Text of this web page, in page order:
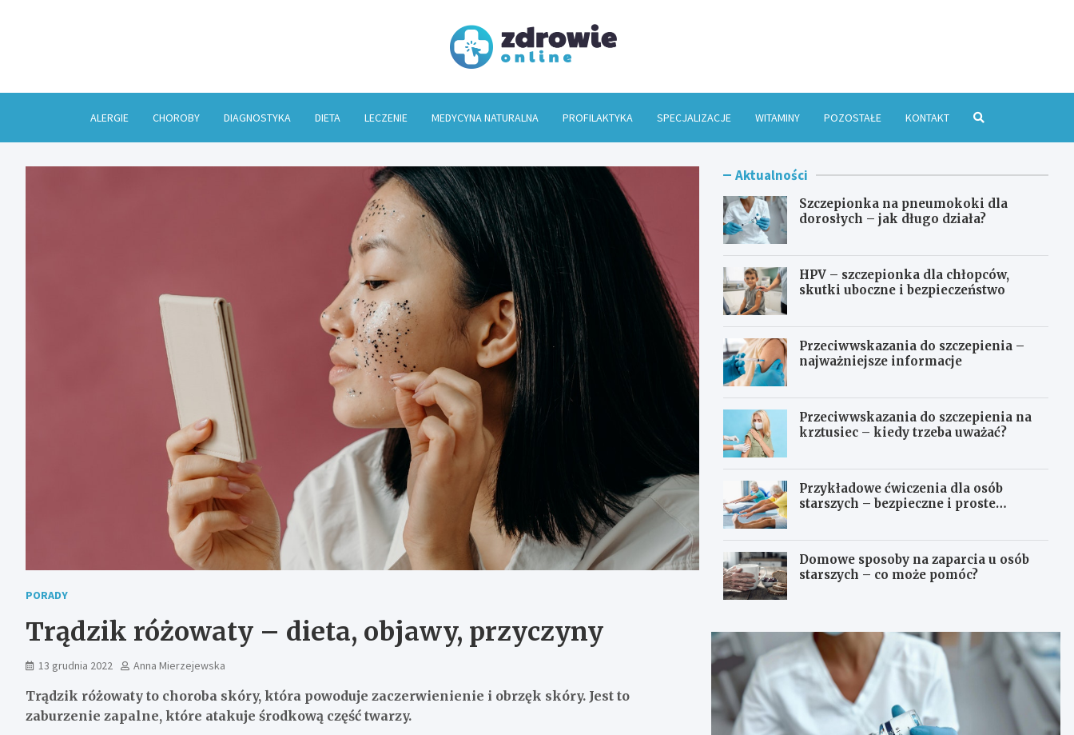
ALERGIE CHOROBY DIAGNOSTYKA DIETA LECZENIE MEDYCYNA NATURALNA PROFILAKTYKA SPECJALIZACJE WITAMINY POZOSTAŁE KONTAKT
PORADY
Trądzik różowaty – dieta, objawy, przyczyny
13 grudnia 2022 Anna Mierzejewska
Trądzik różowaty to choroba skóry, która powoduje zaczerwienienie i obrzęk skóry. Jest to
zaburzenie zapalne, które atakuje środkową część twarzy.
Aktualności
Szczepionka na pneumokoki dla
dorosłych – jak długo działa?
HPV – szczepionka dla chłopców,
skutki uboczne i bezpieczeństwo
Przeciwwskazania do szczepienia –
najważniejsze informacje
Przeciwwskazania do szczepienia na
krztusiec – kiedy trzeba uważać?
Przykładowe ćwiczenia dla osób
starszych – bezpieczne i proste
Domowe sposoby na zaparcia u osób
starszych – co może pomóc?